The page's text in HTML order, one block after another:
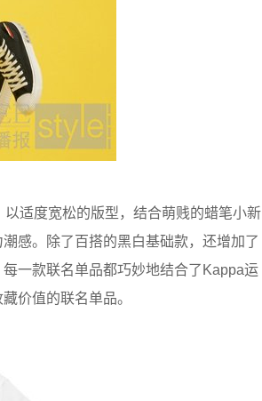
以适度宽松的版型，结合萌贱的蜡笔小新
感。除了百搭的黑白基础款，还增加了
一款联名单品都巧妙地结合了Kappa运
价值的联名单品。